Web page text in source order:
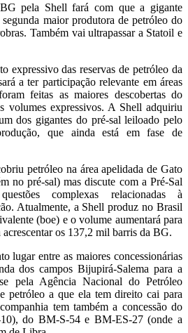
pela Shell fará com que a gigante
maior produtora de petróleo do
Também vai ultrapassar a Statoil e
expressivo das reservas de petróleo da
a ter participação relevante em áreas
feitas as maiores descobertas do
volumes expressivos. A Shell adquiriu
dos gigantes do pré-sal leiloado pelo
que ainda está em fase de
petróleo na área apelidada de Gato
no pré-sal) mas discute com a Pré-Sal
complexas relacionadas à
Atualmente, a Shell produz no Brasil
(boe) e o volume aumentará para
os 137,2 mil barris da BG.
lugar entre as maiores concessionárias
dos campos Bijupirá-Salema para a
pela Agência Nacional do Petróleo
petróleo a que ela tem direito cai para
tem também a concessão do
do BM-S-54 e BM-ES-27 (onde a